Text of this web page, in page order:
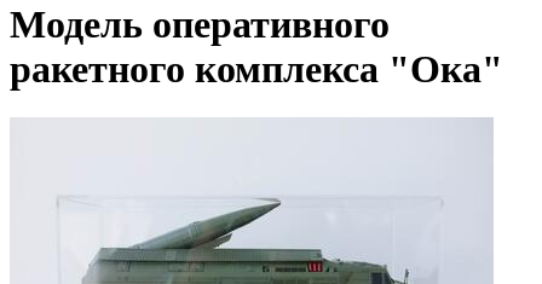
Модель оперативного
ракетного комплекса "Ока"